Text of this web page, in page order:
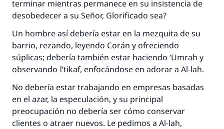
terminar mientras permanece en su insistencia de
desobedecer a su Señor, Glorificado sea?
Un hombre así debería estar en la mezquita de su
barrio, rezando, leyendo Corán y ofreciendo
súplicas; debería también estar haciendo ‘Umrah y
observando I’tikaf, enfocándose en adorar a Al-lah.
No debería estar trabajando en empresas basadas
en el azar, la especulación, y su principal
preocupación no debería ser cómo conservar
clientes o atraer nuevos. Le pedimos a Al-lah,